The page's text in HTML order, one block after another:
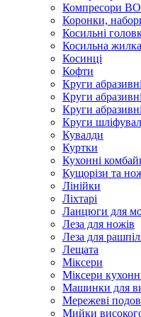
Компресори
Коронки,
Косильні
Косильна жилка
Косинці
Кофти
Круги абразивні
Круги абразивні
Круги
Круги
Кувалди
Куртки
Кухонні
Кущорізи та
Лінійки
Ліхтарі
Ланцюги для
Леза для ножів
Леза для
Лещата
Міксери
Міксери
Машинки для
Мережеві
Мийки